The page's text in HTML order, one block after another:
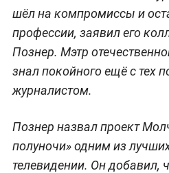
шёл на компромиссы и
профессии, заявил его
Познер. Мэтр
знал покойного ещё с тех
журналистом.
Познер назвал проект
полуночи» одним из
телевидении. Он добавил,